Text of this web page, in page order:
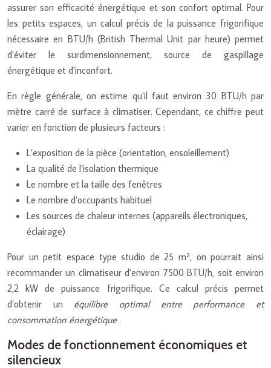
assurer son efficacité énergétique et son confort optimal. Pour
les petits espaces, un calcul précis de la puissance frigorifique
nécessaire en BTU/h (British Thermal Unit par heure) permet
d’éviter le surdimensionnement, source de gaspillage
énergétique et d’inconfort.
En règle générale, on estime qu’il faut environ 30 BTU/h par
mètre carré de surface à climatiser. Cependant, ce chiffre peut
varier en fonction de plusieurs facteurs :
L’exposition de la pièce (orientation, ensoleillement)
La qualité de l’isolation thermique
Le nombre et la taille des fenêtres
Le nombre d’occupants habituel
Les sources de chaleur internes (appareils électroniques,
éclairage)
Pour un petit espace type studio de 25 m², on pourrait ainsi
recommander un climatiseur d’environ 7500 BTU/h, soit environ
2,2 kW de puissance frigorifique. Ce calcul précis permet
d’obtenir un équilibre optimal entre performance et
consommation énergétique .
Modes de fonctionnement économiques et
silencieux